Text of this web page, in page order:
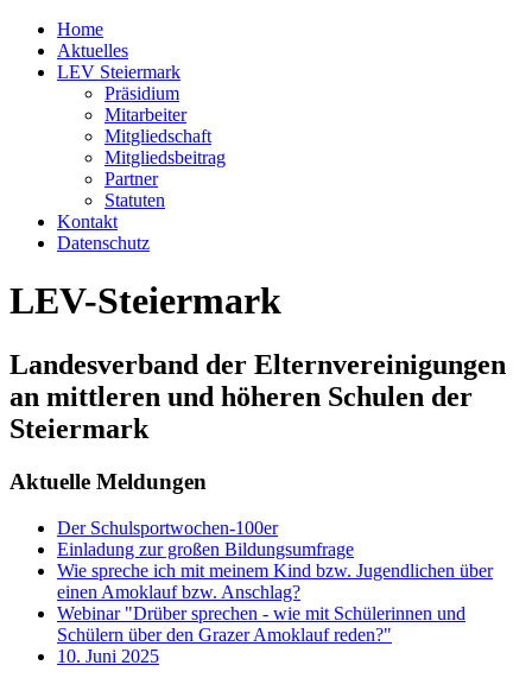
Home
Aktuelles
LEV Steiermark
Präsidium
Mitarbeiter
Mitgliedschaft
Mitgliedsbeitrag
Partner
Statuten
Kontakt
Datenschutz
LEV-Steiermark
Landesverband der Elternvereinigungen
an mittleren und höheren Schulen der
Steiermark
Aktuelle Meldungen
Der Schulsportwochen-100er
Einladung zur großen Bildungsumfrage
Wie spreche ich mit meinem Kind bzw. Jugendlichen über
einen Amoklauf bzw. Anschlag?
Webinar "Drüber sprechen - wie mit Schülerinnen und
Schülern über den Grazer Amoklauf reden?"
10. Juni 2025